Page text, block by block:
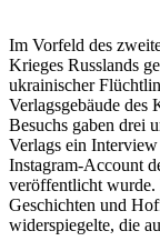
Im Vorfeld des
Krieges Russlands
ukrainischer
Verlagsgebäude
Besuchs gaben drei
Verlags ein
Instagram-Account
veröffentlicht wurde.
Geschichten und
widerspiegelte, die